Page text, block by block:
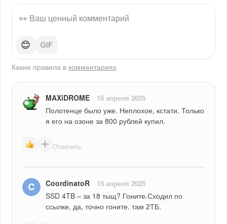
😊
Какие правила в комментариях
MAXiDROME 15 апреля 2025
Полотенце было уже. Неплохое, кстати. Только
я его на озоне за 800 рублей купил.
Ответить
CoordinatoR 15 апреля 2025
SSD 4TB – за 18 тыщ? Гоните.Сходил по
ссылке, да, точно гоните. там 2ТБ.